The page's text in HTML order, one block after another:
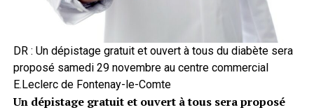
DR : Un dépistage gratuit et ouvert à tous du diabète sera
proposé samedi 29 novembre au centre commercial
E.Leclerc de Fontenay-le-Comte
Un dépistage gratuit et ouvert à tous sera proposé